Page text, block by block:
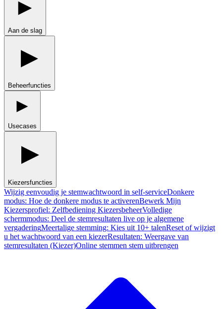
Aan de slag
Beheerfuncties
Usecases
Kiezersfuncties
Wijzig eenvoudig je stemwachtwoord in self-serviceDonkere
modus: Hoe de donkere modus te activerenBewerk Mijn
Kiezersprofiel: Zelfbediening KiezersbeheerVolledige
schermmodus: Deel de stemresultaten live op je algemene
vergaderingMeertalige stemming: Kies uit 10+ talenReset of wijzigt
u het wachtwoord van een kiezerResultaten: Weergave van
stemresultaten (Kiezer)Online stemmen stem uitbrengen